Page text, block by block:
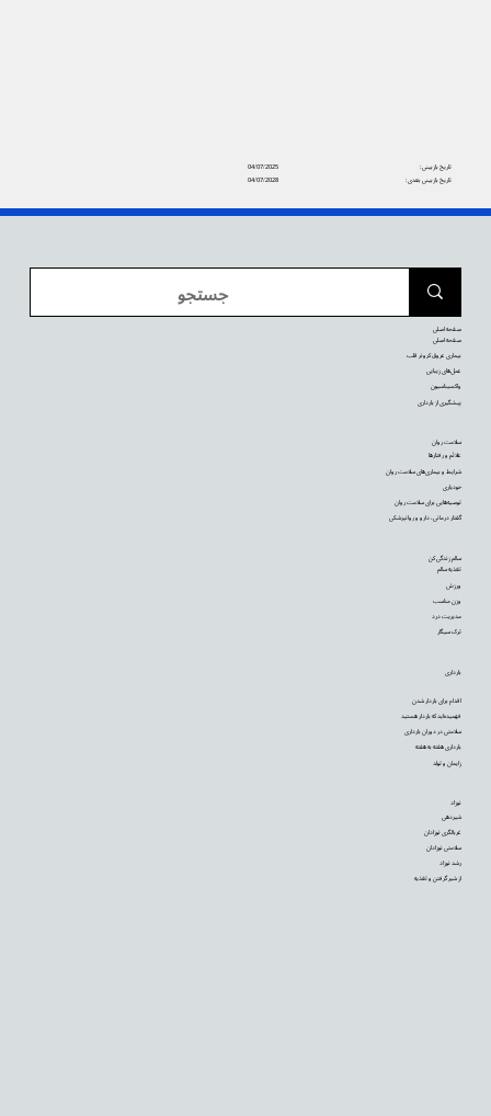
04/07/2025
تاریخ بازبینی:
04/07/2028
تاریخ بازبینی بعدی:
نوزاد
شیردهی
غربالگری نوزادان
سلامتی نوزادان
رشد نوزاد
از شیر گرفتن و تغذیه
بارداری
اقدام برای باردار شدن
فهمیده‌اید که باردار هستید
سلامتی در دوران بارداری
بارداری هفته به هفته
زایمان و تولد
سالم زندگی کن
تغذیه سالم
ورزش
وزن مناسب
مدیریت درد
ترک سیگار
سلامت روان
علائم و رفتارها
شرایط و بیماری‌های سلامت روان
خودیاری
توصیه‌‌هایی برای سلامت روان
گفتار درمانی، دارو و روانپزشکی
صفحه اصلی
صفحه اصلی
بیماری عروق کرونر قلب
عمل‌های زیبایی
واکسیناسیون
پیشگیری از بارداری